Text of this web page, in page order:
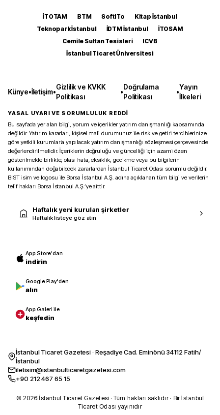
İTOTAM BTM SoftITo
Kitap İstanbul
Teknopark İstanbul
İDTM İstanbul
İTOSAM
Cemile Sultan Tesisleri
ICVB
İstanbul Ticaret Üniversitesi
Künye•İletişim•
Gizlilik ve KVKK
Politikası
•
Doğrulama
Politikası
•
Yayın
İlkeleri
YASAL UYARI VE SORUMLULUK REDDİ
Bu sayfada yer alan bilgi, yorum ve içerikler yatırım danışmanlığı kapsamında
değildir. Yatırım kararları, kişisel mali durumunuz ile risk ve getiri tercihlerinize
göre yetkili kurumlarla yapılacak yatırım danışmanlığı sözleşmesi çerçevesinde
değerlendirilmelidir. İçeriklerin doğruluğu ve güncelliği için azami özen
gösterilmekle birlikte, olası hata, eksiklik, gecikme veya bu bilgilerin
kullanımından doğabilecek zararlardan İstanbul Ticaret Odası sorumlu değildir.
BIST isim ve logosu ile Borsa İstanbul A.Ş. adına açıklanan tüm bilgi ve verilerin
telif hakları Borsa İstanbul A.Ş.’ye aittir.
Haftalık yeni kurulan şirketler
Haftalık listeye göz atın
App Store'dan
indirin
Google Play'den
alın
App Galeri ile
keşfedin
İstanbul Ticaret Gazetesi · Reşadiye Cad. Eminönü 34112 Fatih/
İstanbul
iletisim@istanbulticaretgazetesi.com
+90 212 467 65 15
© 2026 İstanbul Ticaret Gazetesi · Tüm hakları saklıdır · Bir İstanbul
Ticaret Odası yayınıdır